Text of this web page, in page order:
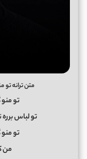
متن ترانه تو
تو
تو لباس
تو
من